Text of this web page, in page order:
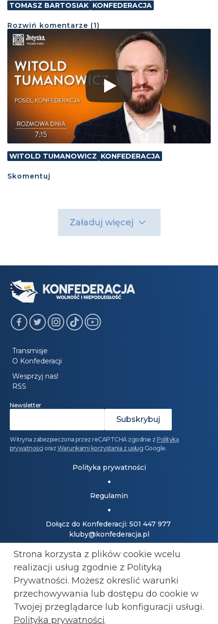
TOMASZ BARTOSIAK KONFEDERACJA
Rozwiń komentarze (1)
WITOLD TUMANOWICZ KONFEDERACJA
Skomentuj
Załaduj więcej
Transmisje
O Konfederacji
Wesprzyj nas!
RSS
Newsletter
Witryna zabezpieczona przez reCAPTCHA zgodnie z Polityką
prywatności oraz Warunkami korzystania z usług Google.
Polityka prywatności
Regulamin
Dołącz do Konfederacji: 501 447 977
kluby@konfederacja.pl
Kontakt dla mediów: 690 868 101
biuro.prasowe@konfederacja.pl
Zobacz uproszczoną wersję strony
Strona korzysta z plików cookie wcelu
realizacji usług zgodnie z Polityką
Prywatności. Możesz okreslić warunki
przechowywania lub dostępu do cookie w
Twojej przeglądarce lub konfiguracji usługi.
Polityka prywatności.